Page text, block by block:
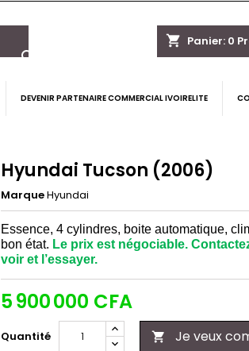
shopping_cart Panier: 0

DEVENIR PARTENAIRE COMMERCIAL IVOIRELITE
Hyundai Tucson (2006)
MarqueHyundai
Essence, 4 cylindres, boite automatique,
bon état. Le prix est négociable.
voir et l’essayer.
5 900 000 CFA
Quantité  Je veux